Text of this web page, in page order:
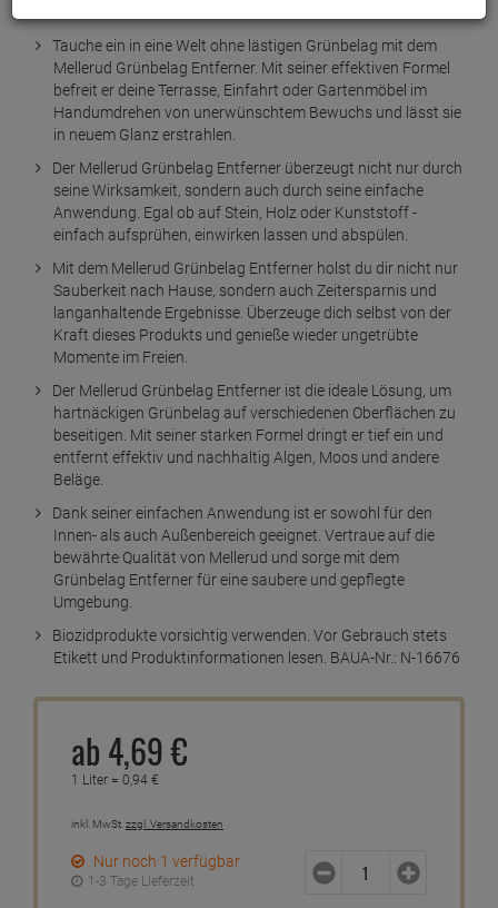
Tauche ein in eine Welt ohne lästigen Grünbelag mit dem
Mellerud Grünbelag Entferner. Mit seiner effektiven Formel
befreit er deine Terrasse, Einfahrt oder Gartenmöbel im
Handumdrehen von unerwünschtem Bewuchs und lässt sie
in neuem Glanz erstrahlen.
Der Mellerud Grünbelag Entferner überzeugt nicht nur durch
seine Wirksamkeit, sondern auch durch seine einfache
Anwendung. Egal ob auf Stein, Holz oder Kunststoff -
einfach aufsprühen, einwirken lassen und abspülen.
Mit dem Mellerud Grünbelag Entferner holst du dir nicht nur
Sauberkeit nach Hause, sondern auch Zeitersparnis und
langanhaltende Ergebnisse. Überzeuge dich selbst von der
Kraft dieses Produkts und genieße wieder ungetrübte
Momente im Freien.
Der Mellerud Grünbelag Entferner ist die ideale Lösung, um
hartnäckigen Grünbelag auf verschiedenen Oberflächen zu
beseitigen. Mit seiner starken Formel dringt er tief ein und
entfernt effektiv und nachhaltig Algen, Moos und andere
Beläge.
Dank seiner einfachen Anwendung ist er sowohl für den
Innen- als auch Außenbereich geeignet. Vertraue auf die
bewährte Qualität von Mellerud und sorge mit dem
Grünbelag Entferner für eine saubere und gepflegte
Umgebung.
Biozidprodukte vorsichtig verwenden. Vor Gebrauch stets
Etikett und Produktinformationen lesen. BAUA-Nr.: N-16676
ab 4,69€
1 Liter = 0,94 €
inkl. MwSt.zzgl. Versandkosten
Nur noch 1 verfügbar
1-3 Tage Lieferzeit